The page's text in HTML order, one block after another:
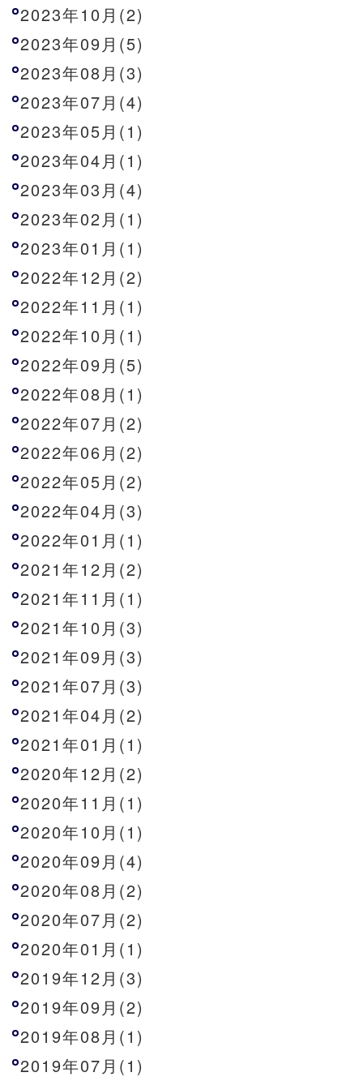
2023年10月(2)
2023年09月(5)
2023年08月(3)
2023年07月(4)
2023年05月(1)
2023年04月(1)
2023年03月(4)
2023年02月(1)
2023年01月(1)
2022年12月(2)
2022年11月(1)
2022年10月(1)
2022年09月(5)
2022年08月(1)
2022年07月(2)
2022年06月(2)
2022年05月(2)
2022年04月(3)
2022年01月(1)
2021年12月(2)
2021年11月(1)
2021年10月(3)
2021年09月(3)
2021年07月(3)
2021年04月(2)
2021年01月(1)
2020年12月(2)
2020年11月(1)
2020年10月(1)
2020年09月(4)
2020年08月(2)
2020年07月(2)
2020年01月(1)
2019年12月(3)
2019年09月(2)
2019年08月(1)
2019年07月(1)